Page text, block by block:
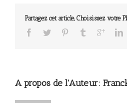
Partagez cet article, Choisissez votre
A propos de l'Auteur: